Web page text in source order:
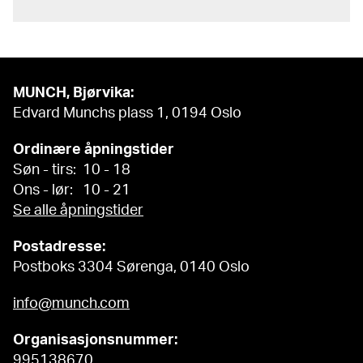
MUNCH, Bjørvika:
Edvard Munchs plass 1, 0194 Oslo
Ordinære åpningstider
Søn - tirs: 10 - 18
Ons - lør: 10 - 21
Se alle åpningstider
Postadresse:
Postboks 3304 Sørenga, 0140 Oslo
info@munch.com
Organisasjonsnummer: